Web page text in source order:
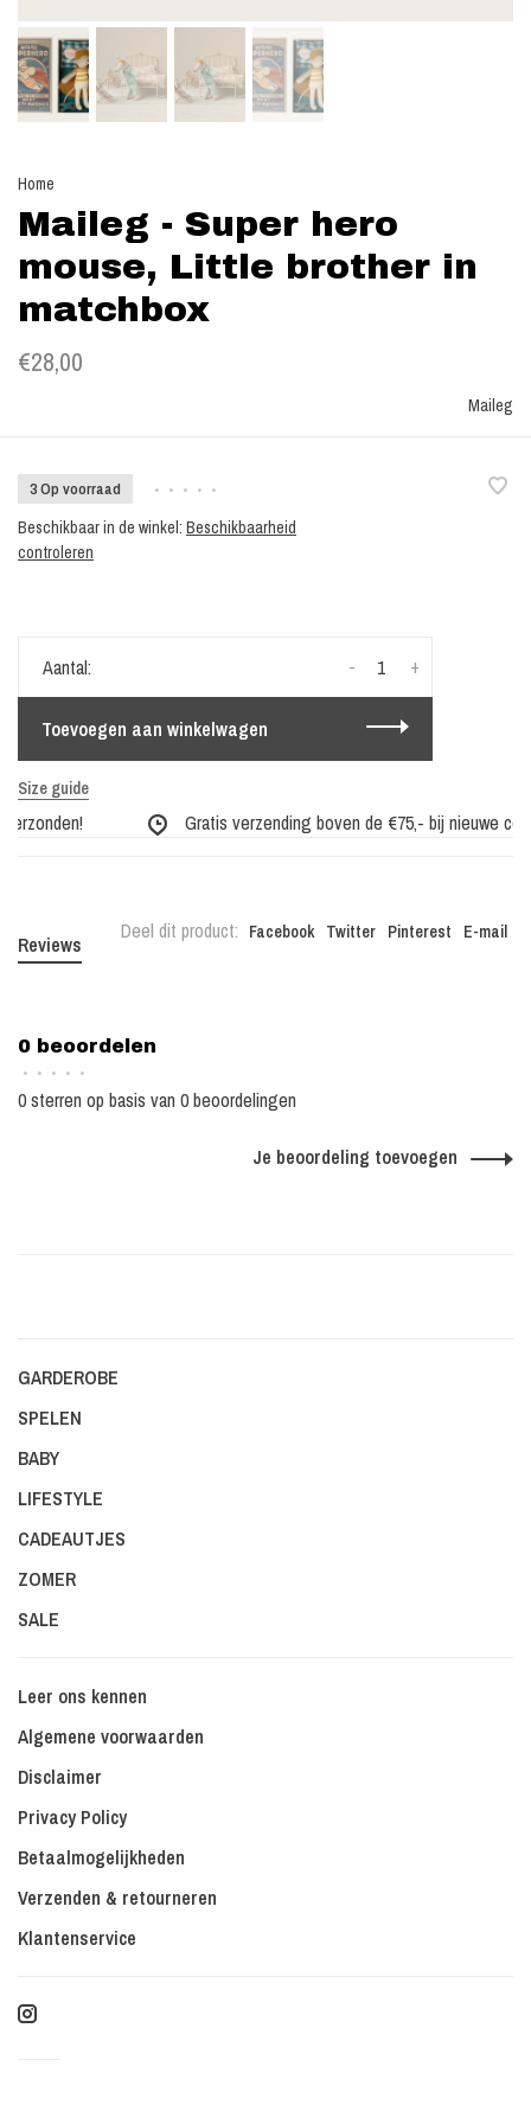
Home
Maileg - Super hero
mouse, Little brother in
matchbox
€28,00
Maileg
3 Op voorraad • • • • •
Beschikbaar in de winkel: Beschikbaarheid
controleren
Aantal: +
-
Toevoegen aan winkelwagen
Size guide
Gratis verzending boven de €75,- bij nieuwe
Deel dit product: Facebook Twitter Pinterest E-mail
Reviews
0 beoordelen
• • • • •
0 sterren op basis van 0 beoordelingen
Je beoordeling toevoegen
GARDEROBE
SPELEN
BABY
LIFESTYLE
CADEAUTJES
ZOMER
SALE
Leer ons kennen
Algemene voorwaarden
Disclaimer
Privacy Policy
Betaalmogelijkheden
Verzenden & retourneren
Klantenservice